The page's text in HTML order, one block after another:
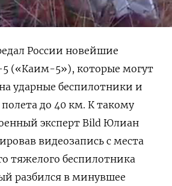
России новейшие
(«Каим-5»), которые могут
ударные беспилотники и
до 40 км. К такому
эксперт Bild Юлиан
видеозапись с места
тяжелого беспилотника
разбился в минувшее